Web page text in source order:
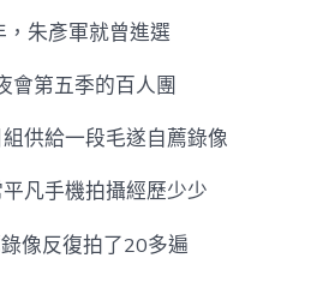
朱彥軍就曾進選
會第五季的百人團
供給一段毛遂自薦錄像
凡手機拍攝經歷少少
像反復拍了20多遍